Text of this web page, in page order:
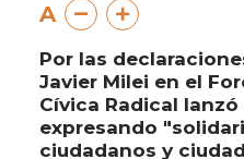
A
Por las
Javier Milei en el
Cívica Radical
expresando
ciudadanos y